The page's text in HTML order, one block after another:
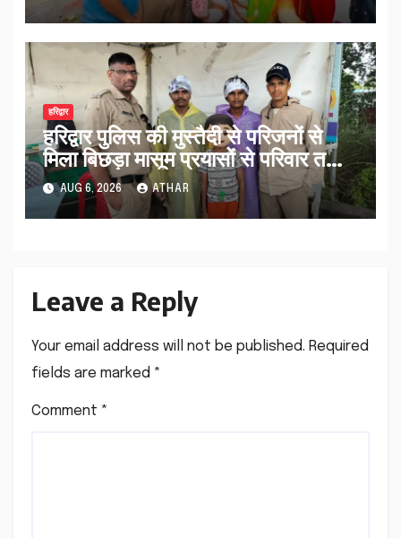
हरिद्वार
हरिद्वार पुलिस की मुस्तैदी से परिजनों से
मिला बिछड़ा मासूम प्रयासों से परिवार तक
पहुंचा काशी…
AUG 6, 2026 ATHAR
Leave a Reply
Your email address will not be published. Required
fields are marked *
Comment *